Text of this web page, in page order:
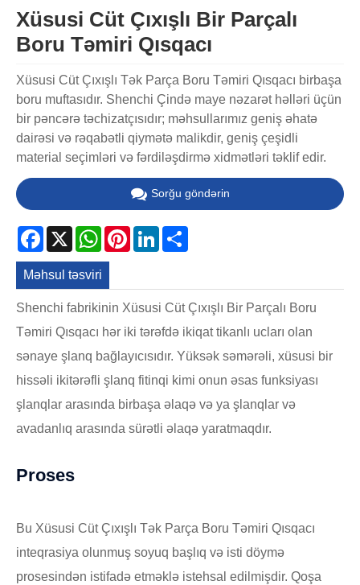
Xüsusi Cüt Çıxışlı Bir Parçalı
Boru Təmiri Qısqacı
Xüsusi Cüt Çıxışlı Tək Parça Boru Təmiri Qısqacı birbaşa
boru muftasıdır. Shenchi Çində maye nəzarət həlləri üçün
bir pəncərə təchizatçısıdır; məhsullarımız geniş əhatə
dairəsi və rəqabətli qiymətə malikdir, geniş çeşidli
material seçimləri və fərdiləşdirmə xidmətləri təklif edir.
Sorğu göndərin
Facebook
X WhatsApp
PinterestLinkedIn
Məhsul təsviri
Shenchi fabrikinin Xüsusi Cüt Çıxışlı Bir Parçalı Boru
Təmiri Qısqacı hər iki tərəfdə ikiqat tikanlı ucları olan
sənaye şlanq bağlayıcısıdır. Yüksək səmərəli, xüsusi bir
hissəli ikitərəfli şlanq fitinqi kimi onun əsas funksiyası
şlanqlar arasında birbaşa əlaqə və ya şlanqlar və
avadanlıq arasında sürətli əlaqə yaratmaqdır.
Proses
Bu Xüsusi Cüt Çıxışlı Tək Parça Boru Təmiri Qısqacı
inteqrasiya olunmuş soyuq başlıq və isti döymə
prosesindən istifadə etməklə istehsal edilmişdir. Qoşa